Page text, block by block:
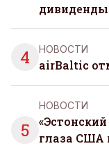
дивиденды
4 НОВОСТИ
airBaltic
5
НОВОСТИ
глаза США